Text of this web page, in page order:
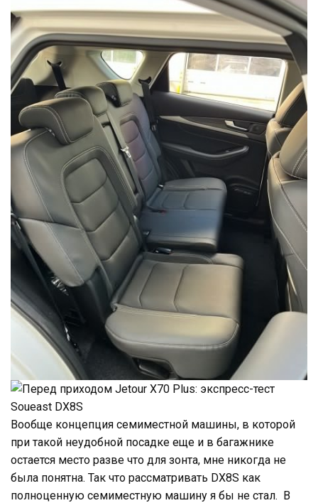
Вообще концепция семиместной машины, в которой
при такой неудобной посадке еще и в багажнике
остается место разве что для зонта, мне никогда не
была понятна. Так что рассматривать DX8S как
полноценную семиместную машину я бы не стал. В
качестве же пятиместного семейного варианта DX8S